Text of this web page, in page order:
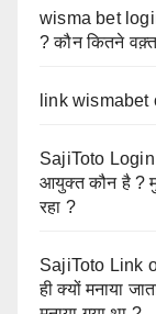
wisma bet
? कौन कितने
link wismabet
SajiToto Login
आयुक्त कौन है ?
रहा ?
SajiToto Link
ही क्यों मनाया